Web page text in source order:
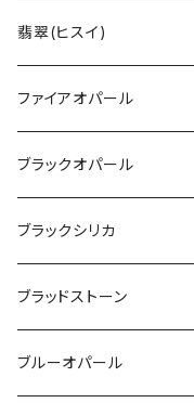
翡翠(ヒスイ)
ファイアオパール
ブラックオパール
ブラックシリカ
ブラッドストーン
ブルーオパール